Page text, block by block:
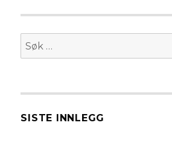
Søk
etter:
SISTE INNLEGG